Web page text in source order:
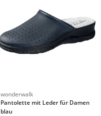
wonderwalk
Pantolette mit Leder für Damen
blau